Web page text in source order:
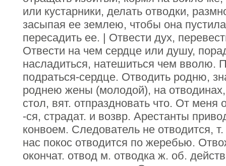
или кустарники, делать отводки,
засыпая ее землею, чтобы она
пересадить ее. | Отвести дух,
Отвести на чем сердце или душу,
насладиться, натешиться чем вволю.
подраться-сердце. Отводить родню,
роднею жены (молодой), на
стол, вят. отпраздновать что. От меня
-ся, страдат. и возвр. Арестанты
конвоем. Следователь не отводится,
нас покос отводится по жеребью.
окончат. отвод м. отводка ж. об.